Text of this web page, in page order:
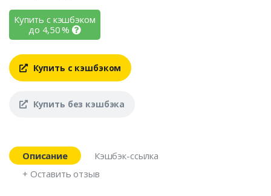
Купить с кэшбэком
до 4,50%
Купить с кэшбэком
Купить без кэшбэка
Описание
Кэшбэк-ссылка
+ Оставить отзыв